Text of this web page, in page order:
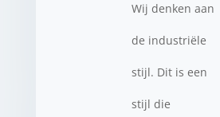
Wij denken aan
de industriële
stijl. Dit is een
stijl die